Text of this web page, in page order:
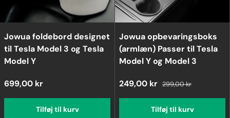
Jowua foldebord designet
til Tesla Model 3 og Tesla
Model Y
699,00 kr
Tilføj til kurv
Jowua opbevaringsboks
(armlæn) Passer til Tesla
Model Y og Model 3
249,00 kr 299,00 kr
Tilføj til kurv